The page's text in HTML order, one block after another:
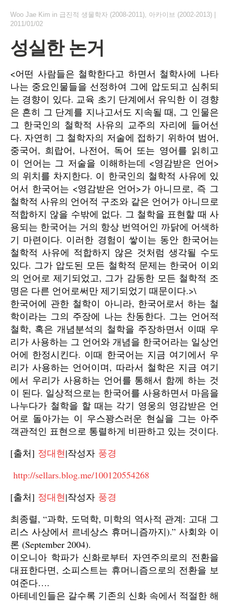
Woo Jae Kim in 급진적 생물학자 (2008-2011), 아카이브 (2002-2013)
2011/01/02
성실한 논거
<어떤 사람들은 철학한다고 하면서 철학사에 나타
나는 중요인물들을 선정하여 그에 압도되고 심취되
는 경향이 있다. 교육 초기 단계에서 유익한 이 경향
은 흔히 그 단계를 지나고서도 지속될 때, 그 인물은
그 한국인의 철학적 사유의 교주의 자리에 들어선
다. 자연히 그 철학자의 저술에 접하기 위하여 범어,
중국어, 희랍어, 나전어, 독어 또는 영어를 읽히고
이 언어는 그 저술을 이해하는데 <영감받은 언어>
의 위치를 차지한다. 이 한국인의 철학적 사유에 있
어서 한국어는 <영감받은 언어>가 아니므로, 즉 그
철학적 사유의 언어적 구조와 같은 언어가 아니므로
적합하지 않을 수밖에 없다. 그 철학을 표현할 때 사
용되는 한국어는 거의 항상 번역어인 까닭에 어색하
기 마련이다. 이러한 경험이 쌓이는 동안 한국어는
철학적 사유에 적합하지 않은 것처럼 생각될 수도
있다. 그가 압도된 모든 철학적 문제는 한국어 이외
의 언어로 제기되었고, 그가 감동한 모든 철학적 조
명은 다른 언어로써만 제기되었기 때문이다.>\
한국어에 관한 철학이 아니라, 한국어로서 하는 철
학이라는 그의 주장에 나는 찬동한다. 그는 언어적
철학, 혹은 개념분석의 철학을 주장하면서 이때 우
리가 사용하는 그 언어와 개념을 한국어라는 일상언
어에 한정시킨다. 이때 한국어는 지금 여기에서 우
리가 사용하는 언어이며, 따라서 철학은 지금 여기
에서 우리가 사용하는 언어를 통해서 함께 하는 것
이 된다. 일상적으로는 한국어를 사용하면서 마음을
나누다가 철학을 할 때는 각기 영웅의 영감받은 언
어로 돌아가는 이 우스꽝스러운 현실을 그는 아주
객관적인 표현으로 통렬하게 비판하고 있는 것이다.
[출처] 정대현|작성자 풍경
http://sellars.blog.me/100120554268
[출처] 정대현|작성자 풍경
최종렬, “과학, 도덕학, 미학의 역사적 관계: 고대 그
리스 사상에서 르네상스 휴머니즘까지).” 사회와 이
론 (September 2004).
이오니아 학파가 신화로부터 자연주의로의 전환을
대표한다면, 소피스트는 휴머니즘으로의 전환을 보
여준다….
아테네인들은 갈수록 기존의 신화 속에서 적절한 해